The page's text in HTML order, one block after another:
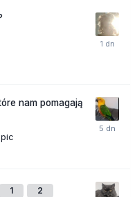
nam pomagają
1 2